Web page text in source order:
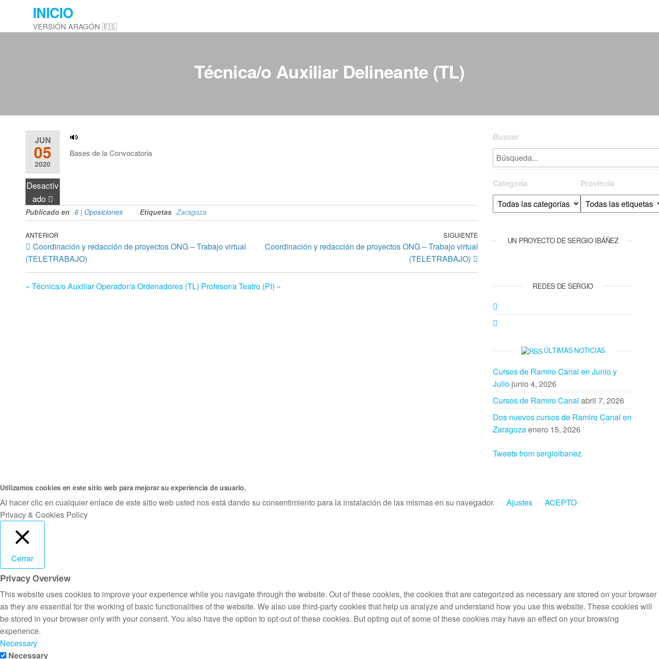
contenido
INICIO
VERSIÓN ARAGÓN 🇪🇸
Técnica/o Auxiliar Delineante (TL)
JUN
05
2020
Desactiv
ado
Bases de la Convocatoria
Publicado en 6 | Oposiciones Etiquetas Zaragoza
Navegación
de
entradas
Entrada
anterior
ANTERIOR
Coordinación y redacción de proyectos ONG – Trabajo virtual
(TELETRABAJO)
Entrada
siguiente
SIGUIENTE
Coordinación y redacción de proyectos ONG – Trabajo virtual
(TELETRABAJO)
« Técnica/o Auxiliar Operador/a Ordenadores (TL) Profesor/a Teatro (PI) »
Buscar
Categoría Provincia
UN PROYECTO DE SERGIO IBÁÑEZ
REDES DE SERGIO
ÚLTIMAS NOTICIAS
Cursos de Ramiro Canal en Junio y
Julio junio 4, 2026
Cursos de Ramiro Canal abril 7, 2026
Dos nuevos cursos de Ramiro Canal en
Zaragozaenero 15, 2026
Tweets from sergioibanez
Utilizamos cookies en este sitio web para mejorar su experiencia de usuario.
Al hacer clic en cualquier enlace de este sitio web usted nos está dando su consentimiento para la instalación de las mismas en su navegador. Ajustes
ACEPTO
Privacy & Cookies Policy
Cerrar
Privacy Overview
This website uses cookies to improve your experience while you navigate through the website. Out of these cookies, the cookies that are categorized as necessary are stored on your browser
as they are essential for the working of basic functionalities of the website. We also use third-party cookies that help us analyze and understand how you use this website. These cookies will
be stored in your browser only with your consent. You also have the option to opt-out of these cookies. But opting out of some of these cookies may have an effect on your browsing
experience.
Necessary
Necessary